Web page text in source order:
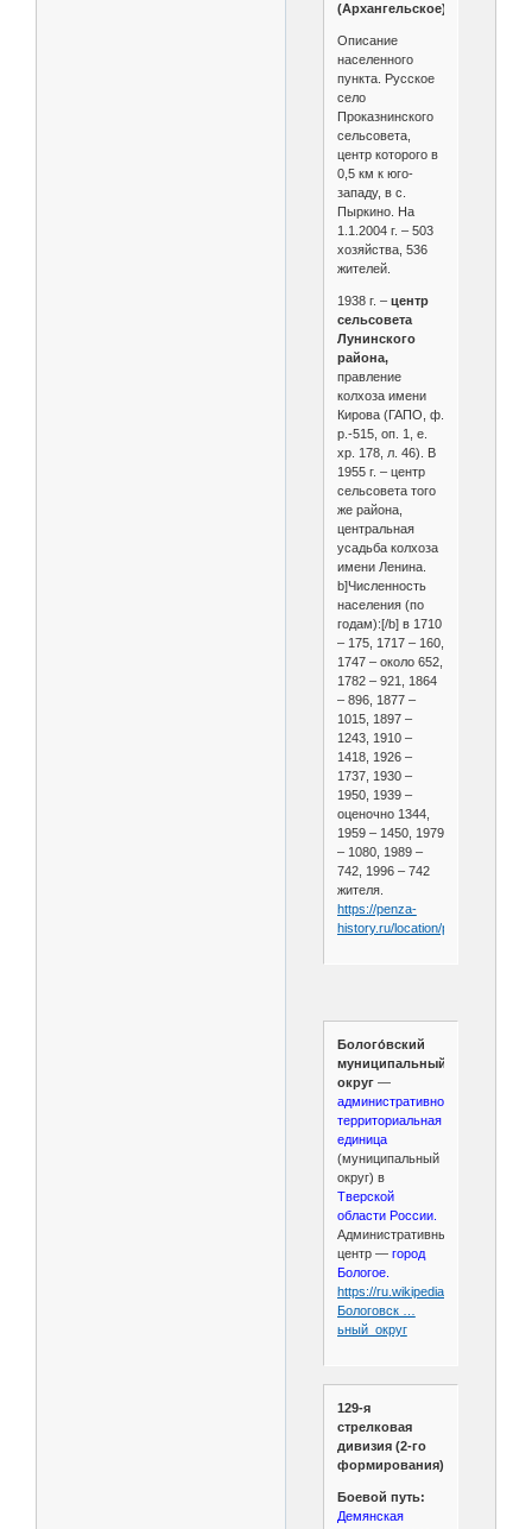
(Архангельское)
Описание
населенного
пункта. Русское
село
Проказнинского
сельсовета,
центр которого в
0,5 км к юго-
западу, в с.
Пыркино. На
1.1.2004 г. – 503
хозяйства, 536
жителей.
1938 г. – центр
сельсовета
Лунинского
района,
правление
колхоза имени
Кирова (ГАПО, ф.
р.-515, оп. 1, е.
хр. 178, л. 46). В
1955 г. – центр
сельсовета того
же района,
центральная
усадьба колхоза
имени Ленина.
b]Численность
населения (по
годам):[/b] в 1710
– 175, 1717 – 160,
1747 – около 652,
1782 – 921, 1864
– 896, 1877 –
1015, 1897 –
1243, 1910 –
1418, 1926 –
1737, 1930 –
1950, 1939 –
оценочно 1344,
1959 – 1450, 1979
– 1080, 1989 –
742, 1996 – 742
жителя.
https://penza-
history.ru/location/prokazna/
Болого́вский
муниципальный
округ—
административно-
территориальная
единица
(муниципальный
округ) в
Тверской
области России.
Административный
центр — город
Бологое.
https://ru.wikipedia.org/wiki/
Бологовск …
ьный_округ
129-я
стрелковая
дивизия (2-го
формирования)
Боевой путь:
Демянская